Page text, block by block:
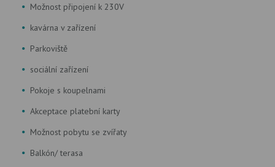
Možnost připojení k 230V
kavárna v zařízení
Parkoviště
sociální zařízení
Pokoje s koupelnami
Akceptace platební karty
Možnost pobytu se zvířaty
Balkón/ terasa